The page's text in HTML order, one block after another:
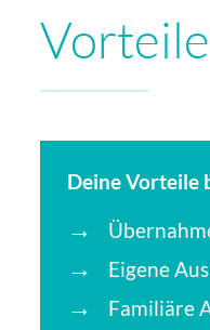
Deine Vorteile
Eigene
Familiäre